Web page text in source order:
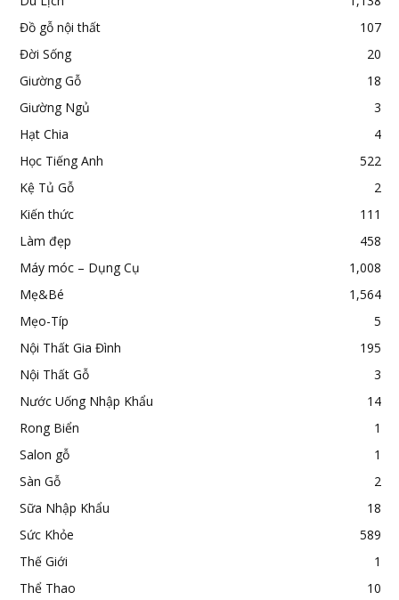
Đồ gỗ nội thất
107
Đời Sống
20
Giường Gỗ
18
Giường Ngủ
3
Hạt Chia
4
Học Tiếng Anh
522
Kệ Tủ Gỗ
2
Kiến thức
111
Làm đẹp
458
Máy móc – Dụng Cụ
1,008
Mẹ&Bé
1,564
Mẹo-Típ
5
Nội Thất Gia Đình
195
Nội Thất Gỗ
3
Nước Uống Nhập Khẩu
14
Rong Biển
1
Salon gỗ
1
Sàn Gỗ
2
Sữa Nhập Khẩu
18
Sức Khỏe
589
Thế Giới
1
Thể Thao
10